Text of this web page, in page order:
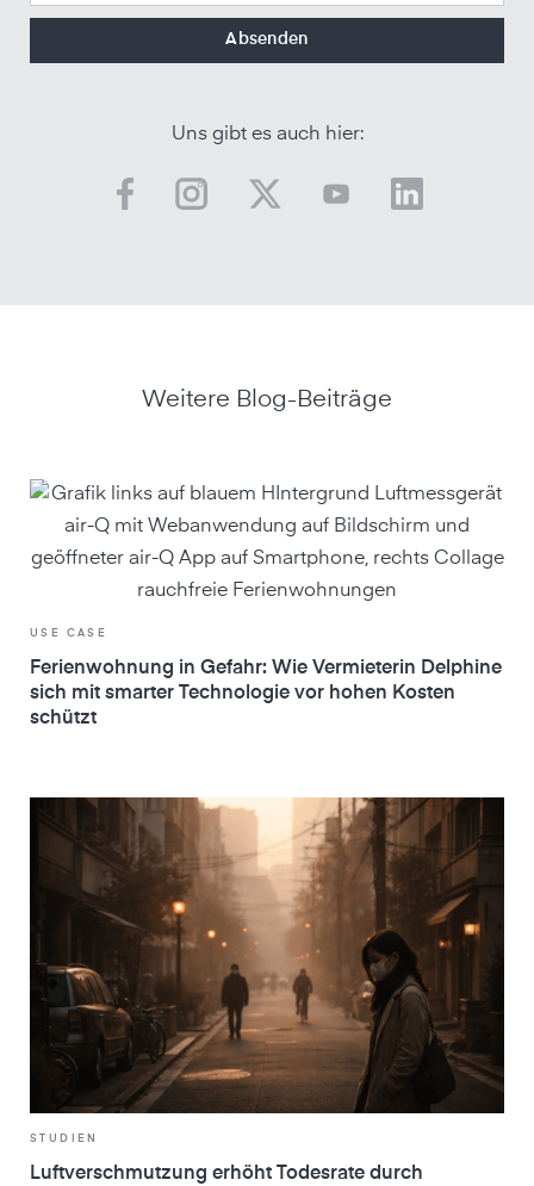
Uns gibt es auch hier:
Weitere Blog-Beiträge
USE CASE
Ferienwohnung in Gefahr: Wie Vermieterin Delphine
sich mit smarter Technologie vor hohen Kosten
schützt
STUDIEN
Luftverschmutzung erhöht Todesrate durch